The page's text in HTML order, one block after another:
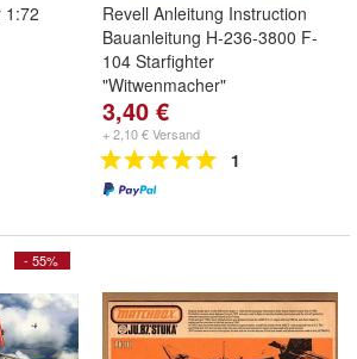
1:72
Revell Anleitung Instruction
Bauanleitung H-236-3800 F-
104 Starfighter
"Witwenmacher"
3,40 €
+ 2,10 € Versand
1
- 55%